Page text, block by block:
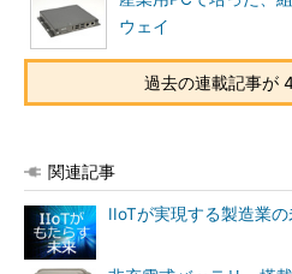
ウェイ
過去の連載記事が
関連記事
IIoTが実現する製造業